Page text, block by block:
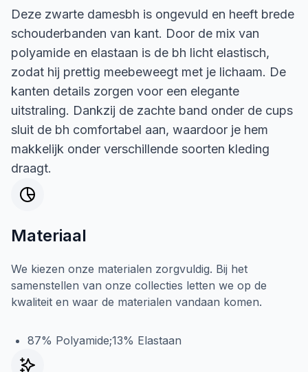
Deze zwarte damesbh is ongevuld en heeft brede
schouderbanden van kant. Door de mix van
polyamide en elastaan is de bh licht elastisch,
zodat hij prettig meebeweegt met je lichaam. De
kanten details zorgen voor een elegante
uitstraling. Dankzij de zachte band onder de cups
sluit de bh comfortabel aan, waardoor je hem
makkelijk onder verschillende soorten kleding
draagt.
Materiaal
We kiezen onze materialen zorgvuldig. Bij het
samenstellen van onze collecties letten we op de
kwaliteit en waar de materialen vandaan komen.
87% Polyamide;13% Elastaan